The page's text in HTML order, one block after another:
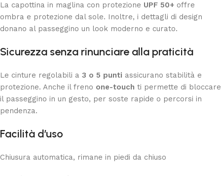
La capottina in maglina con protezione UPF 50+ offre
ombra e protezione dal sole. Inoltre, i dettagli di design
donano al passeggino un look moderno e curato.
Sicurezza senza rinunciare alla praticità
Le cinture regolabili a 3 o 5 punti assicurano stabilità e
protezione. Anche il freno one-touch ti permette di bloccare
il passeggino in un gesto, per soste rapide o percorsi in
pendenza.
Facilità d’uso
Chiusura automatica, rimane in piedi da chiuso